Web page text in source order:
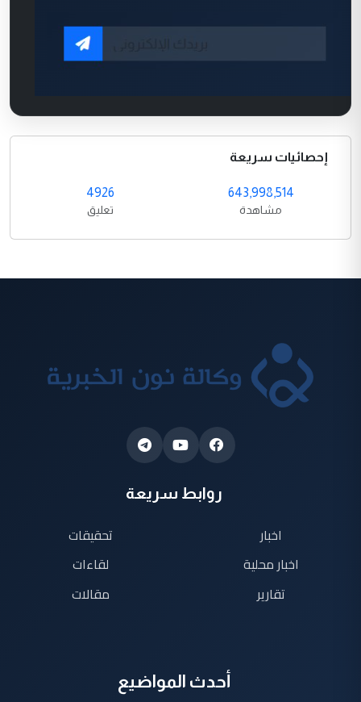
إحصائيات سريعة
643,998,514
مشاهدة
4926
تعليق
روابط سريعة
اخبار
اخبار محلية
تقارير
تحقيقات
لقاءات
مقالات
أحدث المواضيع